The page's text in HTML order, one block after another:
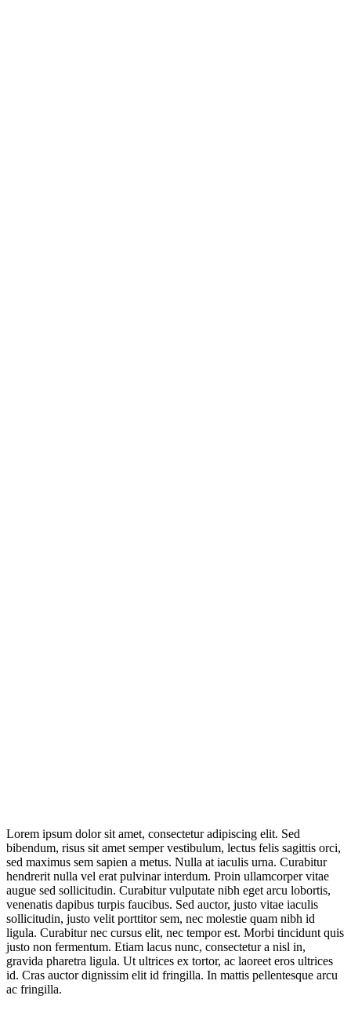
Lorem ipsum dolor sit amet, consectetur adipiscing elit. Sed
bibendum, risus sit amet semper vestibulum, lectus felis sagittis orci,
sed maximus sem sapien a metus. Nulla at iaculis urna. Curabitur
hendrerit nulla vel erat pulvinar interdum. Proin ullamcorper vitae
augue sed sollicitudin. Curabitur vulputate nibh eget arcu lobortis,
venenatis dapibus turpis faucibus. Sed auctor, justo vitae iaculis
sollicitudin, justo velit porttitor sem, nec molestie quam nibh id
ligula. Curabitur nec cursus elit, nec tempor est. Morbi tincidunt quis
justo non fermentum. Etiam lacus nunc, consectetur a nisl in,
gravida pharetra ligula. Ut ultrices ex tortor, ac laoreet eros ultrices
id. Cras auctor dignissim elit id fringilla. In mattis pellentesque arcu
ac fringilla.